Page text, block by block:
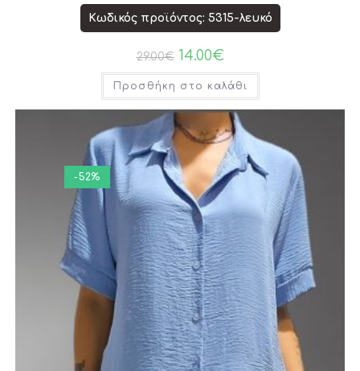
Κωδικός προϊόντος: 5315-λευκό
29.00€ 14.00€
Προσθήκη στο καλάθι
-52%